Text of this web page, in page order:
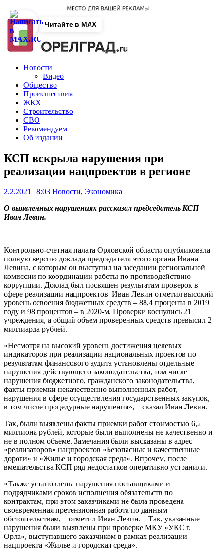
Новости
Видео
Общество
Происшествия
ЖКХ
Строительство
СВО
Рекомендуем
Об издании
КСП вскрыла нарушения при
реализации нацпроектов в регионе
2.2.2021 | 8:03 Новости, Экономика
О выявленных нарушениях рассказал председатель КСП
Иван Левин.
Контрольно-счетная палата Орловской области опубликовала
полную версию доклада председателя этого органа Ивана
Левина, с которым он выступил на заседании региональной
комиссии по координации работы по противодействию
коррупции. Доклад был посвящен результатам проверок в
сфере реализации нацпроектов. Иван Левин отметил высокий
уровень освоения бюджетных средств – 88,4 процента в 2019
году и 98 процентов – в 2020-м. Проверки коснулись 21
учреждения, а общий объем проверенных средств превысил 2
миллиарда рублей.
«Несмотря на высокий уровень достижения целевых
индикаторов при реализации национальных проектов по
результатам финансового аудита установлены отдельные
нарушения действующего законодательства, том числе
нарушения бюджетного, гражданского законодательства,
факты приемки некачественно выполненных работ,
нарушения в сфере осуществления государственных закупок,
в том числе процедурные нарушения», – сказал Иван Левин.
Так, были выявлены факты приемки работ стоимостью 6,2
миллиона рублей, которые были выполнены не качественно и
не в полном объеме. Замечания были высказаны в адрес
«реализаторов» нацпроектов «Безопасные и качественные
дороги» и «Жилье и городская среда». Впрочем, после
вмешательства КСП ряд недостатков оперативно устранили.
«Также установлены нарушения поставщиками и
подрядчиками сроков исполнения обязательств по
контрактам, при этом заказчиками не была проведена
своевременная претензионная работа по данным
обстоятельствам, – отметил Иван Левин. – Так, указанные
нарушения были выявлены при проверке МКУ «УКС г.
Орла», выступавшего заказчиком в рамках реализации
нацпроекта «Жилье и городская среда».
Читайте в MAX